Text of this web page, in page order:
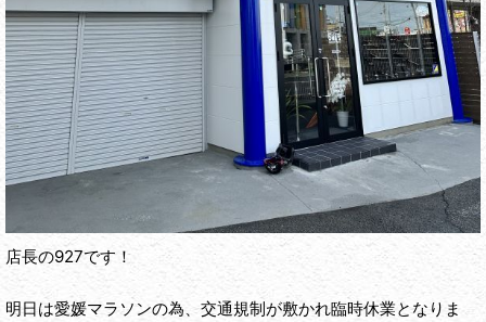
店長の927です！
明日は愛媛マラソンの為、交通規制が敷かれ臨時休業となりま